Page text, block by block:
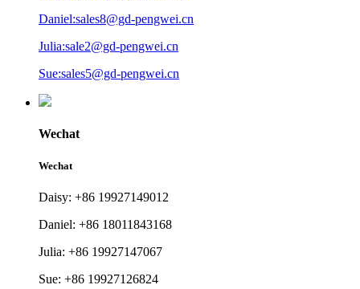
Daniel:sales8@gd-pengwei.cn
Julia:sale2@gd-pengwei.cn
Sue:sales5@gd-pengwei.cn
Wechat
Wechat
Daisy: +86 19927149012
Daniel: +86 18011843168
Julia: +86 19927147067
Sue: +86 19927126824